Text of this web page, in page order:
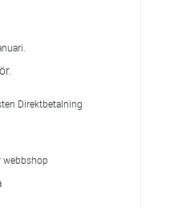
Direktbetalning
webbshop